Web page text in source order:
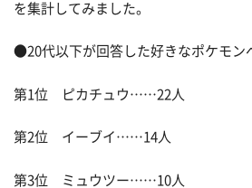
を集計してみました。
●20代以下が回答した好きなポケモン
第1位 ピカチュウ……22人
第2位 イーブイ……14人
第3位 ミュウツー……10人